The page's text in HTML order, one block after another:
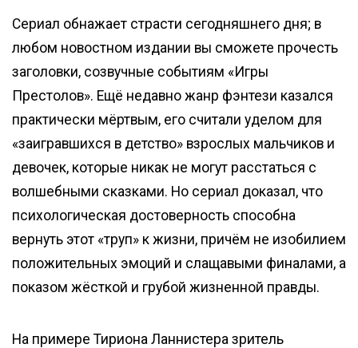
Сериал обнажает страсти сегодняшнего дня; в
любом новостном издании вы сможете прочесть
заголовки, созвучные событиям «Игры
Престолов». Ещё недавно жанр фэнтези казался
практически мёртвым, его считали уделом для
«заигравшихся в детство» взрослых мальчиков и
девочек, которые никак не могут расстаться с
волшебными сказками. Но сериал доказал, что
психологическая достоверность способна
вернуть этот «труп» к жизни, причём не изобилием
положительных эмоций и слащавыми финалами, а
показом жёсткой и грубой жизненной правды.
На примере Тириона Ланнистера зритель